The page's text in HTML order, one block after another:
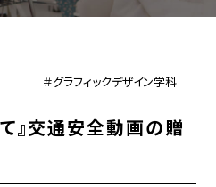
＃グラフィックデザイン学科
』交通安全動画の贈